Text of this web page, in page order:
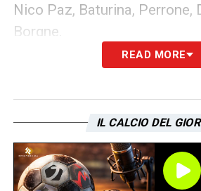
Nico Paz, Baturina, Perrone,
Borgne.
ATTACCANTE: Douvikas,
LEGGI ANCHE:
futuro di Fabbian oscilla tra
Fiorentina e Bournemouth
READ MORE
IL CALCIO DEL